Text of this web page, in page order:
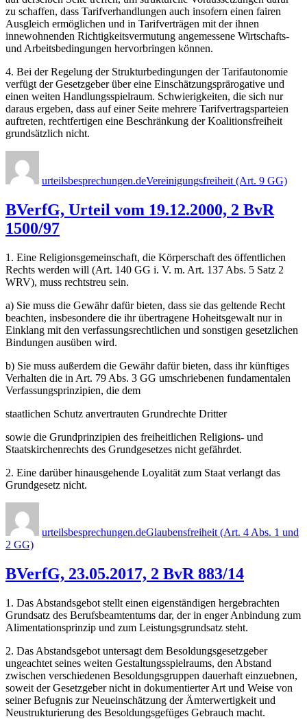
zu schaffen, dass Tarifverhandlungen auch insofern einen fairen
Ausgleich ermöglichen und in Tarifverträgen mit der ihnen
innewohnenden Richtigkeitsvermutung angemessene Wirtschafts-
und Arbeitsbedingungen hervorbringen können.
4. Bei der Regelung der Strukturbedingungen der Tarifautonomie
verfügt der Gesetzgeber über eine Einschätzungsprärogative und
einen weiten Handlungsspielraum. Schwierigkeiten, die sich nur
daraus ergeben, dass auf einer Seite mehrere Tarifvertragsparteien
auftreten, rechtfertigen eine Beschränkung der Koalitionsfreiheit
grundsätzlich nicht.
urteilsbesprechungen.deVereinigungsfreiheit (Art. 9 GG)
BVerfG, Urteil vom 19.12.2000, 2 BvR
1500/97
1. Eine Religionsgemeinschaft, die Körperschaft des öffentlichen
Rechts werden will (Art. 140 GG i. V. m. Art. 137 Abs. 5 Satz 2
WRV), muss rechtstreu sein.
a) Sie muss die Gewähr dafür bieten, dass sie das geltende Recht
beachten, insbesondere die ihr übertragene Hoheitsgewalt nur in
Einklang mit den verfassungsrechtlichen und sonstigen gesetzlichen
Bindungen ausüben wird.
b) Sie muss außerdem die Gewähr dafür bieten, dass ihr künftiges
Verhalten die in Art. 79 Abs. 3 GG umschriebenen fundamentalen
Verfassungsprinzipien, die dem
staatlichen Schutz anvertrauten Grundrechte Dritter
sowie die Grundprinzipien des freiheitlichen Religions- und
Staatskirchenrechts des Grundgesetzes nicht gefährdet.
2. Eine darüber hinausgehende Loyalität zum Staat verlangt das
Grundgesetz nicht.
urteilsbesprechungen.deGlaubensfreiheit (Art. 4 Abs. 1 und
2 GG)
BVerfG, 23.05.2017, 2 BvR 883/14
1. Das Abstandsgebot stellt einen eigenständigen hergebrachten
Grundsatz des Berufsbeamtentums dar, der in enger Anbindung zum
Alimentationsprinzip und zum Leistungsgrundsatz steht.
2. Das Abstandsgebot untersagt dem Besoldungsgesetzgeber
ungeachtet seines weiten Gestaltungsspielraums, den Abstand
zwischen verschiedenen Besoldungsgruppen dauerhaft einzuebnen,
soweit der Gesetzgeber nicht in dokumentierter Art und Weise von
seiner Befugnis zur Neueinschätzung der Ämterwertigkeit und
Neustrukturierung des Besoldungsgefüges Gebrauch macht.